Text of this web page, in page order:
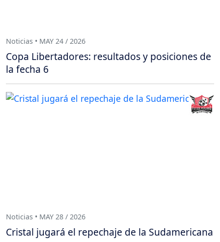
Noticias • MAY 24 / 2026
Copa Libertadores: resultados y posiciones de
la fecha 6
Noticias • MAY 28 / 2026
Cristal jugará el repechaje de la Sudamericana